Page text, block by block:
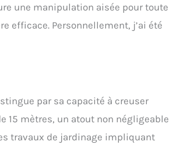
une manipulation aisée pour toute
efficace. Personnellement, j’ai été
par sa capacité à creuser
15 mètres, un atout non négligeable
travaux de jardinage impliquant